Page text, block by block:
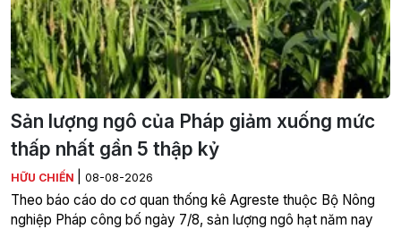
Sản lượng ngô của Pháp giảm xuống mức
thấp nhất gần 5 thập kỷ
HỮU CHIẾN 08-08-2026
Theo báo cáo do cơ quan thống kê Agreste thuộc Bộ Nông
nghiệp Pháp công bố ngày 7/8, sản lượng ngô hạt năm nay